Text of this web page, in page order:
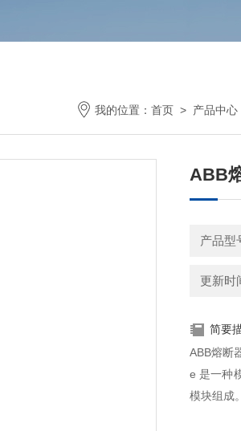
我的位置： 首页 > 产品中心
ABB
产品型
更新时
简要
ABB熔断
e 是一种
模块组成